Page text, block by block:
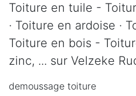
Toiture en tuile -
· Toiture en ardoise ·
Toiture en bois -
zinc, ... sur Velzeke
demoussage toiture